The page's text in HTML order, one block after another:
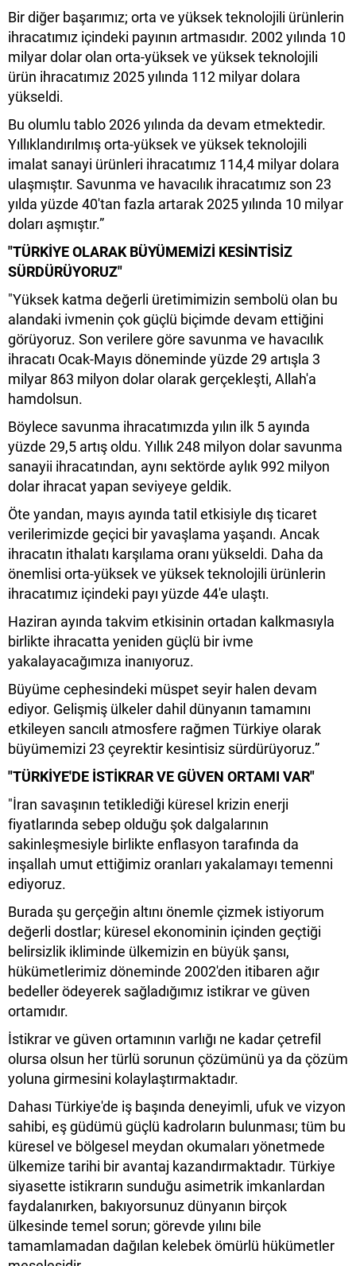
Bir diğer başarımız; orta ve yüksek teknolojili ürünlerin
ihracatımız içindeki payının artmasıdır. 2002 yılında 10
milyar dolar olan orta-yüksek ve yüksek teknolojili
ürün ihracatımız 2025 yılında 112 milyar dolara
yükseldi.
Bu olumlu tablo 2026 yılında da devam etmektedir.
Yıllıklandırılmış orta-yüksek ve yüksek teknolojili
imalat sanayi ürünleri ihracatımız 114,4 milyar dolara
ulaşmıştır. Savunma ve havacılık ihracatımız son 23
yılda yüzde 40'tan fazla artarak 2025 yılında 10 milyar
doları aşmıştır.”
"TÜRKİYE OLARAK BÜYÜMEMİZİ KESİNTİSİZ
SÜRDÜRÜYORUZ"
"Yüksek katma değerli üretimimizin sembolü olan bu
alandaki ivmenin çok güçlü biçimde devam ettiğini
görüyoruz. Son verilere göre savunma ve havacılık
ihracatı Ocak-Mayıs döneminde yüzde 29 artışla 3
milyar 863 milyon dolar olarak gerçekleşti, Allah'a
hamdolsun.
Böylece savunma ihracatımızda yılın ilk 5 ayında
yüzde 29,5 artış oldu. Yıllık 248 milyon dolar savunma
sanayii ihracatından, aynı sektörde aylık 992 milyon
dolar ihracat yapan seviyeye geldik.
Öte yandan, mayıs ayında tatil etkisiyle dış ticaret
verilerimizde geçici bir yavaşlama yaşandı. Ancak
ihracatın ithalatı karşılama oranı yükseldi. Daha da
önemlisi orta-yüksek ve yüksek teknolojili ürünlerin
ihracatımız içindeki payı yüzde 44'e ulaştı.
Haziran ayında takvim etkisinin ortadan kalkmasıyla
birlikte ihracatta yeniden güçlü bir ivme
yakalayacağımıza inanıyoruz.
Büyüme cephesindeki müspet seyir halen devam
ediyor. Gelişmiş ülkeler dahil dünyanın tamamını
etkileyen sancılı atmosfere rağmen Türkiye olarak
büyümemizi 23 çeyrektir kesintisiz sürdürüyoruz.”
"TÜRKİYE'DE İSTİKRAR VE GÜVEN ORTAMI VAR"
"İran savaşının tetiklediği küresel krizin enerji
fiyatlarında sebep olduğu şok dalgalarının
sakinleşmesiyle birlikte enflasyon tarafında da
inşallah umut ettiğimiz oranları yakalamayı temenni
ediyoruz.
Burada şu gerçeğin altını önemle çizmek istiyorum
değerli dostlar; küresel ekonominin içinden geçtiği
belirsizlik ikliminde ülkemizin en büyük şansı,
hükümetlerimiz döneminde 2002'den itibaren ağır
bedeller ödeyerek sağladığımız istikrar ve güven
ortamıdır.
İstikrar ve güven ortamının varlığı ne kadar çetrefil
olursa olsun her türlü sorunun çözümünü ya da çözüm
yoluna girmesini kolaylaştırmaktadır.
Dahası Türkiye'de iş başında deneyimli, ufuk ve vizyon
sahibi, eş güdümü güçlü kadroların bulunması; tüm bu
küresel ve bölgesel meydan okumaları yönetmede
ülkemize tarihi bir avantaj kazandırmaktadır. Türkiye
siyasette istikrarın sunduğu asimetrik imkanlardan
faydalanırken, bakıyorsunuz dünyanın birçok
ülkesinde temel sorun; görevde yılını bile
tamamlamadan dağılan kelebek ömürlü hükümetler